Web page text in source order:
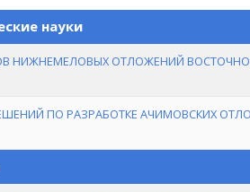
науки
НИЖНЕМЕЛОВЫХ ОТЛОЖЕНИЙ
ПО РАЗРАБОТКЕ АЧИМОВСКИХ